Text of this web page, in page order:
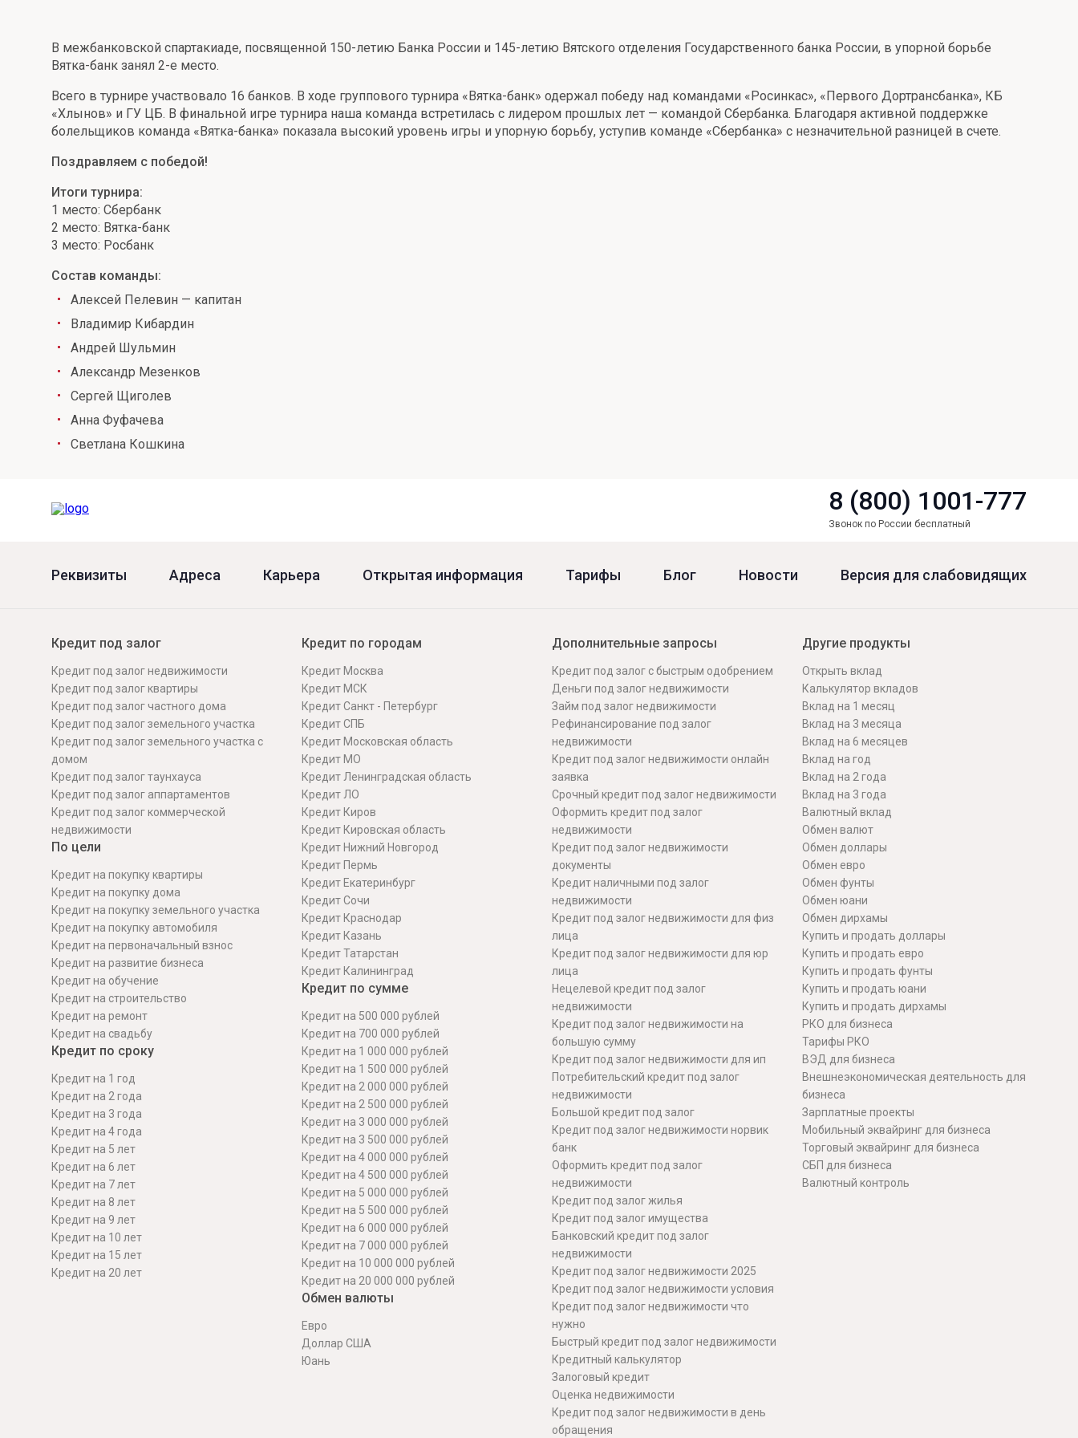
Все вклады
Мобильное приложение
Все сервисы
В межбанковской спартакиаде, посвященной 150-летию Банка России и 145-летию Вятского отделения Государственного банка России, в упорной борьбе
Вятка-банк занял 2-е место.
Всего в турнире участвовало 16 банков. В ходе группового турнира «Вятка-банк» одержал победу над командами «Росинкас», «Первого Дортрансбанка», КБ
«Хлынов» и ГУ ЦБ. В финальной игре турнира наша команда встретилась с лидером прошлых лет — командой Сбербанка. Благодаря активной поддержке
болельщиков команда «Вятка-банка» показала высокий уровень игры и упорную борьбу, уступив команде «Сбербанка» с незначительной разницей в счете.
Поздравляем с победой!
Итоги турнира:
1 место: Сбербанк
2 место: Вятка-банк
3 место: Росбанк
Состав команды:
Алексей Пелевин — капитан
Владимир Кибардин
Андрей Шульмин
Александр Мезенков
Сергей Щиголев
Анна Фуфачева
Светлана Кошкина
8 (800) 1001-777
Звонок по России бесплатный
Реквизиты Адреса Карьера Открытая информация Тарифы Блог Новости Версия для слабовидящих
Кредит под залог
Кредит под залог недвижимости
Кредит под залог квартиры
Кредит под залог частного дома
Кредит под залог земельного участка
Кредит под залог земельного участка с
домом
Кредит под залог таунхауса
Кредит под залог аппартаментов
Кредит под залог коммерческой
недвижимости
По цели
Кредит на покупку квартиры
Кредит на покупку дома
Кредит на покупку земельного участка
Кредит на покупку автомобиля
Кредит на первоначальный взнос
Кредит на развитие бизнеса
Кредит на обучение
Кредит на строительcтво
Кредит на ремонт
Кредит на свадьбу
Кредит по сроку
Кредит на 1 год
Кредит на 2 года
Кредит на 3 года
Кредит на 4 года
Кредит на 5 лет
Кредит на 6 лет
Кредит на 7 лет
Кредит на 8 лет
Кредит на 9 лет
Кредит на 10 лет
Кредит на 15 лет
Кредит на 20 лет
Кредит по городам
Кредит Москва
Кредит МСК
Кредит Санкт - Петербург
Кредит СПБ
Кредит Московская область
Кредит МО
Кредит Ленинградская область
Кредит ЛО
Кредит Киров
Кредит Кировская область
Кредит Нижний Новгород
Кредит Пермь
Кредит Екатеринбург
Кредит Сочи
Кредит Краснодар
Кредит Казань
Кредит Татарстан
Кредит Калининград
Кредит по сумме
Кредит на 500 000 рублей
Кредит на 700 000 рублей
Кредит на 1 000 000 рублей
Кредит на 1 500 000 рублей
Кредит на 2 000 000 рублей
Кредит на 2 500 000 рублей
Кредит на 3 000 000 рублей
Кредит на 3 500 000 рублей
Кредит на 4 000 000 рублей
Кредит на 4 500 000 рублей
Кредит на 5 000 000 рублей
Кредит на 5 500 000 рублей
Кредит на 6 000 000 рублей
Кредит на 7 000 000 рублей
Кредит на 10 000 000 рублей
Кредит на 20 000 000 рублей
Обмен валюты
Евро
Доллар США
Юань
Дополнительные запросы
Кредит под залог с быстрым одобрением
Деньги под залог недвижимости
Займ под залог недвижимости
Рефинансирование под залог
недвижимости
Кредит под залог недвижимости онлайн
заявка
Срочный кредит под залог недвижимости
Оформить кредит под залог
недвижимости
Кредит под залог недвижимости
документы
Кредит наличными под залог
недвижимости
Кредит под залог недвижимости для физ
лица
Кредит под залог недвижимости для юр
лица
Нецелевой кредит под залог
недвижимости
Кредит под залог недвижимости на
большую сумму
Кредит под залог недвижимости для ип
Потребительский кредит под залог
недвижимости
Большой кредит под залог
Кредит под залог недвижимости норвик
банк
Оформить кредит под залог
недвижимости
Кредит под залог жилья
Кредит под залог имущества
Банковский кредит под залог
недвижимости
Кредит под залог недвижимости 2025
Кредит под залог недвижимости условия
Кредит под залог недвижимости что
нужно
Быстрый кредит под залог недвижимости
Кредитный калькулятор
Залоговый кредит
Оценка недвижимости
Кредит под залог недвижимости в день
обращения
Другие продукты
Открыть вклад
Калькулятор вкладов
Вклад на 1 месяц
Вклад на 3 месяца
Вклад на 6 месяцев
Вклад на год
Вклад на 2 года
Вклад на 3 года
Валютный вклад
Обмен валют
Обмен доллары
Обмен евро
Обмен фунты
Обмен юани
Обмен дирхамы
Купить и продать доллары
Купить и продать евро
Купить и продать фунты
Купить и продать юани
Купить и продать дирхамы
РКО для бизнеса
Тарифы РКО
ВЭД для бизнеса
Внешнеэкономическая деятельность для
бизнеса
Зарплатные проекты
Мобильный эквайринг для бизнеса
Торговый эквайринг для бизнеса
СБП для бизнеса
Валютный контроль